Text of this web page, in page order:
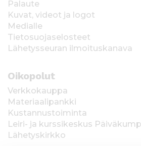
Palaute
Kuvat, videot ja logot
Medialle
Tietosuojaselosteet
Lähetysseuran ilmoituskanava
Oikopolut
Verkkokauppa
Materiaalipankki
Kustannustoiminta
Leiri- ja kurssikeskus
Lähetyskirkko